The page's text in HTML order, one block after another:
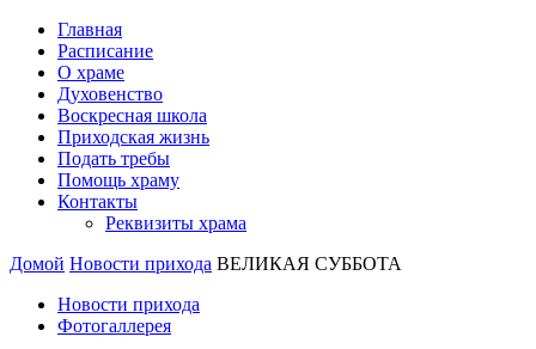
Главная
Расписание
О храме
Духовенство
Воскресная школа
Приходская жизнь
Подать требы
Помощь храму
Контакты
Реквизиты храма
Домой Новости прихода ВЕЛИКАЯ СУББОТА
Новости прихода
Фотогаллерея